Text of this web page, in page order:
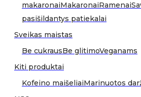
makaronaiMakaronaiRamenai
pasišildantys patiekalai
Sveikas maistas
Be cukrausBe glitimoVeganams
Kiti produktai
Kofeino maišeliaiMarinuotos